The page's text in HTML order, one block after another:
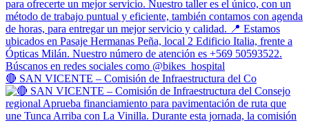
🔴 SAN VICENTE – Comisión de Infraestructura del Co